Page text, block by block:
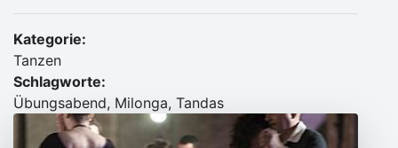
Kategorie:
Tanzen
Schlagworte:
Übungsabend, Milonga, Tandas